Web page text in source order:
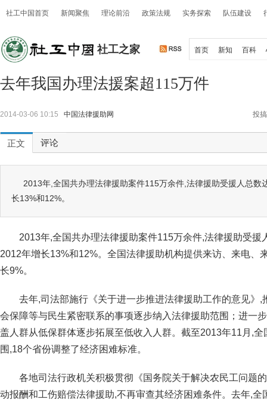
社工中国首页 新闻聚焦 理论前沿 政策法规 实务探索 队伍建设
社工之家 首页 新知 百科
去年我国办理法援案超115万件
2014-03-06 10:15 中国法律援助网 投搞
正文 评论
2013年,全国共办理法律援助案件115万余件,法律援助受援人总数
长13%和12%。
2013年,全国共办理法律援助案件115万余件,法律援助受援
2012年增长13%和12%。全国法律援助机构提供来访、来电、
长9%。
去年,司法部施行《关于进一步推进法律援助工作的意见》
会保障等与民生紧密联系的事项逐步纳入法律援助范围；进一
盖人群从低保群体逐步拓展至低收入人群。截至2013年11月,
围,18个省份调整了经济困难标准。
各地司法行政机关积极贯彻《国务院关于解决农民工问题
动报酬和工伤赔偿法律援助,不再审查其经济困难条件。去年,